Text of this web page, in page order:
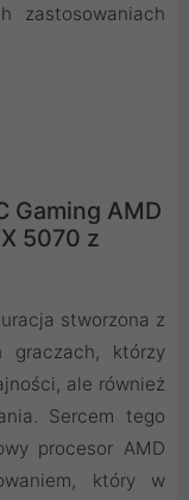
zastosowaniach
Gaming AMD
5070 z
stworzona z
graczach, którzy
ale również
Sercem tego
procesor AMD
który w